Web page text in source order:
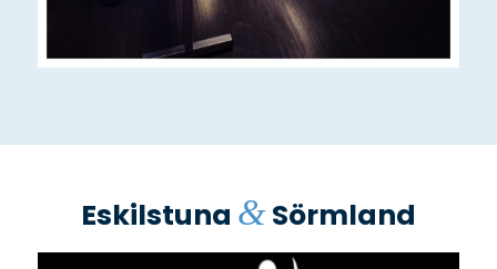
Eskilstuna &Sörmland